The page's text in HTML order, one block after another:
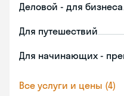
Деловой - для бизнеса
Для путешествий
Для начинающих -
Все услуги и цены (4)